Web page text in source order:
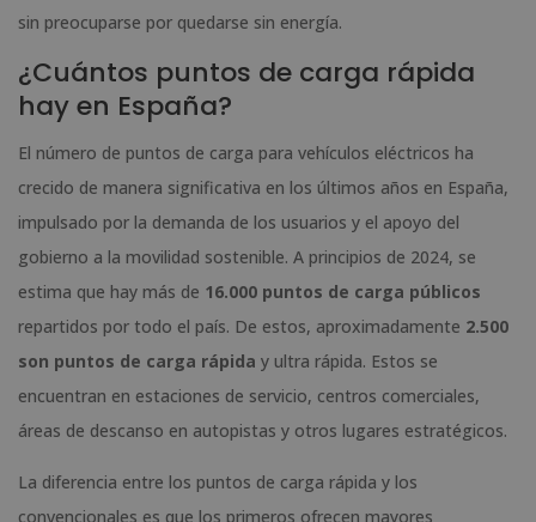
sin preocuparse por quedarse sin energía.
¿Cuántos puntos de carga rápida
hay en España?
El número de puntos de carga para vehículos eléctricos ha
crecido de manera significativa en los últimos años en España,
impulsado por la demanda de los usuarios y el apoyo del
gobierno a la movilidad sostenible. A principios de 2024, se
estima que hay más de 16.000 puntos de carga públicos
repartidos por todo el país. De estos, aproximadamente 2.500
son puntos de carga rápida y ultra rápida. Estos se
encuentran en estaciones de servicio, centros comerciales,
áreas de descanso en autopistas y otros lugares estratégicos.
La diferencia entre los puntos de carga rápida y los
convencionales es que los primeros ofrecen mayores